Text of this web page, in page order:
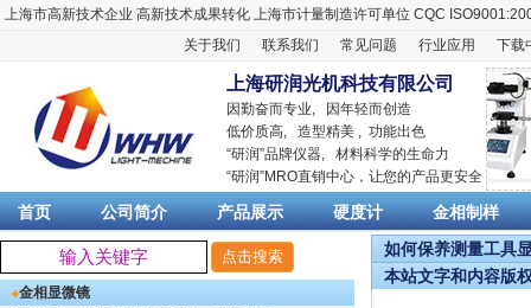
上海市高新技术企业 高新技术成果转化 上海市计量制造许可单位 CQC
关于我们
联系我们 常见问题 行业应用 下载
上海研润光机科技有限公司
因勤奋而专业, 因年轻而创造
低价质高, 造型精美 , 功能出色
“研润”品牌仪器, 材料科学的生命力
“研润”MRO直销中心，让您的产品更安全
首页 公司简介 产品展示 硬度计 金相制样
金相显微镜
如何保养测量工具
本站文字和内容版